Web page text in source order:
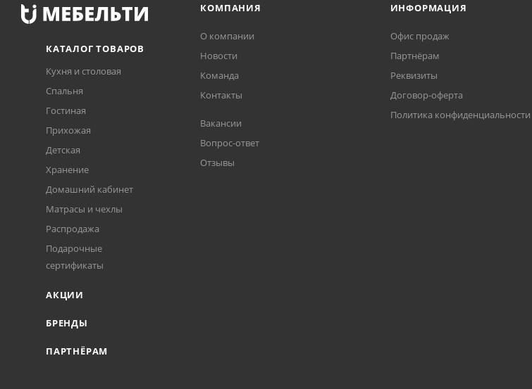
КАТАЛОГ ТОВАРОВ
Кухня и столовая
Спальня
Гостиная
Прихожая
Детская
Хранение
Домашний кабинет
Матрасы и чехлы
Распродажа
Подарочные
сертификаты
АКЦИИ
БРЕНДЫ
ПАРТНЁРАМ
КОМПАНИЯ
О компании
Новости
Команда
Контакты
Вакансии
Вопрос-ответ
Отзывы
ИНФОРМАЦИЯ
Офис продаж
Партнёрам
Реквизиты
Договор-оферта
Политика конфиденциальности